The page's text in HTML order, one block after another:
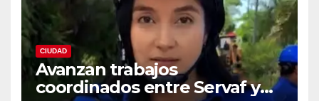
CIUDAD
Avanzan trabajos
coordinados entre Servaf y